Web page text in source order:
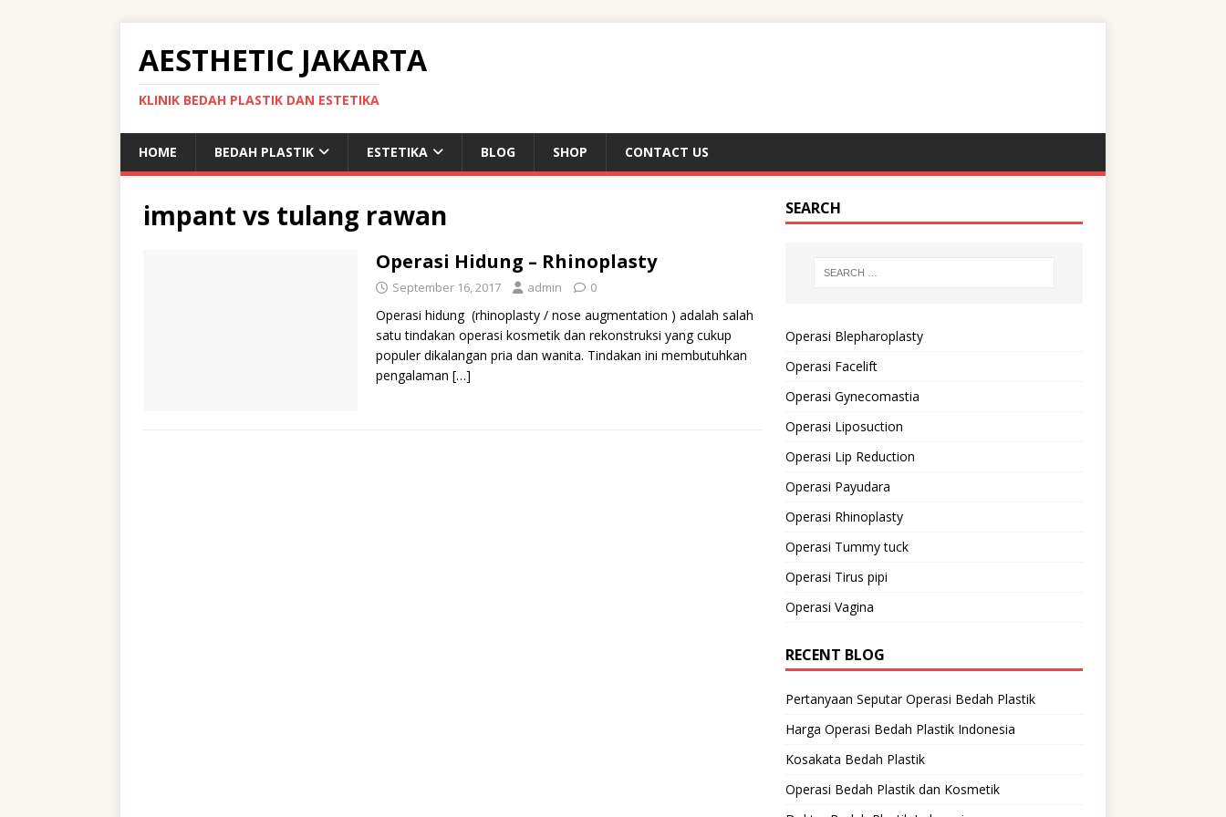
AESTHETIC JAKARTA
KLINIK BEDAH PLASTIK DAN ESTETIKA
HOME BEDAH PLASTIK ESTETIKA BLOG SHOP CONTACT US
impant vs tulang rawan
Operasi Hidung – Rhinoplasty
September 16, 2017 admin 0
Operasi hidung (rhinoplasty / nose augmentation ) adalah salah
satu tindakan operasi kosmetik dan rekonstruksi yang cukup
populer dikalangan pria dan wanita. Tindakan ini membutuhkan
pengalaman […]
SEARCH
Operasi Blepharoplasty
Operasi Facelift
Operasi Gynecomastia
Operasi Liposuction
Operasi Lip Reduction
Operasi Payudara
Operasi Rhinoplasty
Operasi Tummy tuck
Operasi Tirus pipi
Operasi Vagina
RECENT BLOG
Pertanyaan Seputar Operasi Bedah Plastik
Harga Operasi Bedah Plastik Indonesia
Kosakata Bedah Plastik
Operasi Bedah Plastik dan Kosmetik